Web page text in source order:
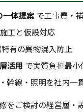
一体提案 で工事費・
工と仮設対応
有の異物混入防止
活用 で実質負担最小
幹線・照明を社内一
をご検討の経営層・